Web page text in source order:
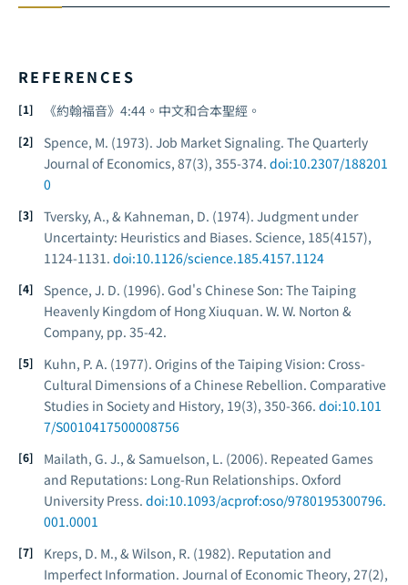
REFERENCES
《約翰福音》4:44。中文和合本聖經。
Spence, M. (1973). Job Market Signaling. The Quarterly
Journal of Economics, 87(3), 355-374. doi:10.2307/188201
0
Tversky, A., & Kahneman, D. (1974). Judgment under
Uncertainty: Heuristics and Biases. Science, 185(4157),
1124-1131. doi:10.1126/science.185.4157.1124
Spence, J. D. (1996). God's Chinese Son: The Taiping
Heavenly Kingdom of Hong Xiuquan. W. W. Norton &
Company, pp. 35-42.
Kuhn, P. A. (1977). Origins of the Taiping Vision: Cross-
Cultural Dimensions of a Chinese Rebellion. Comparative
Studies in Society and History, 19(3), 350-366. doi:10.101
7/S0010417500008756
Mailath, G. J., & Samuelson, L. (2006). Repeated Games
and Reputations: Long-Run Relationships. Oxford
University Press. doi:10.1093/acprof:oso/9780195300796.
001.0001
Kreps, D. M., & Wilson, R. (1982). Reputation and
Imperfect Information. Journal of Economic Theory, 27(2),